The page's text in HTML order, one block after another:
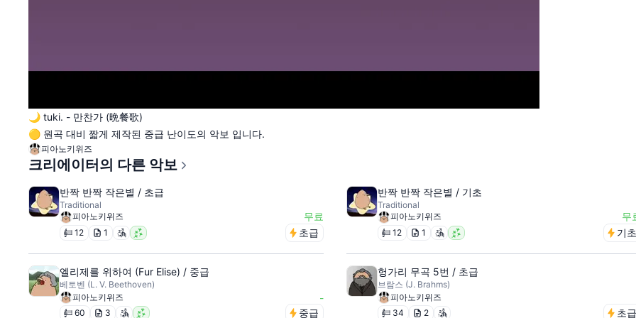
🌙 tuki. - 만찬가 (晩餐歌)
🟡 원곡 대비 짧게 제작된 중급 난이도의 악보 입니다.
피아노키위즈
크리에이터의 다른 악보
반짝 반짝 작은별 / 초급
Traditional
피아노키위즈
무료
12 1 초급
반짝 반짝 작은별 / 기초
Traditional
피아노키위즈
무
12 1 기초
엘리제를 위하여 (Fur Elise) / 중급
베토벤 (L. V. Beethoven)
피아노키위즈
-
60 3 중급
헝가리 무곡 5번 / 초급
브람스 (J. Brahms)
피아노키위즈
34 2 초급